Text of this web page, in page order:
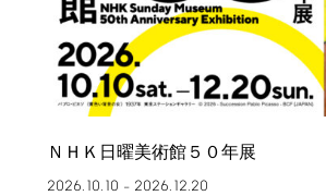
ＮＨＫ日曜美術館５０年展
2026.10.10 – 2026.12.20